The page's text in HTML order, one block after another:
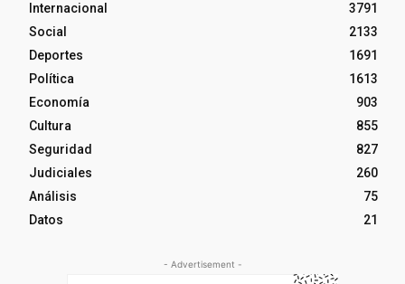
Internacional
3791
Social
2133
Deportes
1691
Política
1613
Economía
903
Cultura
855
Seguridad
827
Judiciales
260
Análisis
75
Datos
21
- Advertisement -